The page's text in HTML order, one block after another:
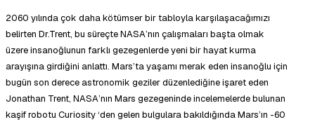
2060 yılında çok daha kötümser bir tabloyla karşılaşacağımızı
belirten Dr.Trent, bu süreçte NASA’nın çalışmaları başta olmak
üzere insanoğlunun farklı gezegenlerde yeni bir hayat kurma
arayışına girdiğini anlattı. Mars’ta yaşamı merak eden insanoğlu için
bugün son derece astronomik geziler düzenlediğine işaret eden
Jonathan Trent, NASA’nın Mars gezegeninde incelemelerde bulunan
kaşif robotu Curiosity ‘den gelen bulgulara bakıldığında Mars’ın -60